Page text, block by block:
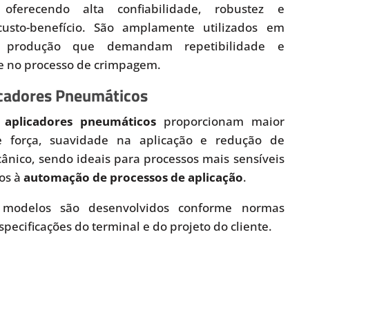
oferecendo alta confiabilidade, robustez e
benefício. São amplamente utilizados em
que demandam repetibilidade e
no processo de crimpagem.
Pneumáticos
pneumáticosproporcionam maior
força, suavidade na aplicação e redução de
sendo ideais para processos mais sensíveis
à automação de processos de aplicação.
são desenvolvidos conforme normas
do terminal e do projeto do cliente.